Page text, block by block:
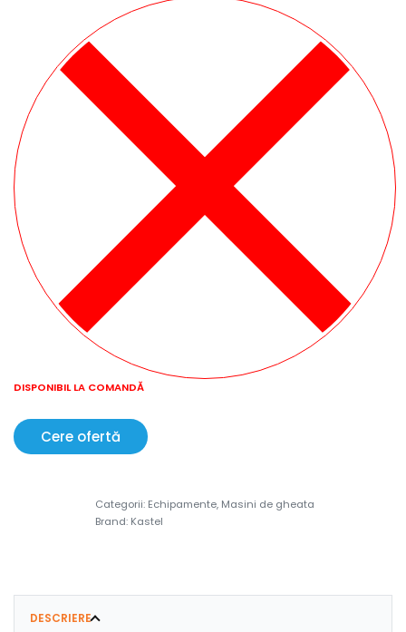
DISPONIBIL LA COMANDĂ
Cere ofertă
Categorii: Echipamente, Masini de gheata
Brand: Kastel
DESCRIERE